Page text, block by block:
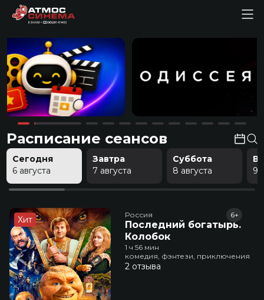
Расписание сеансов
Сегодня
6 августа
Завтра
7 августа
Суббота
8 августа
9
Хит Россия
Последний богатырь.
Колобок
6+
1 ч 56 мин
комедия, фэнтези, приключения
2 отзыва